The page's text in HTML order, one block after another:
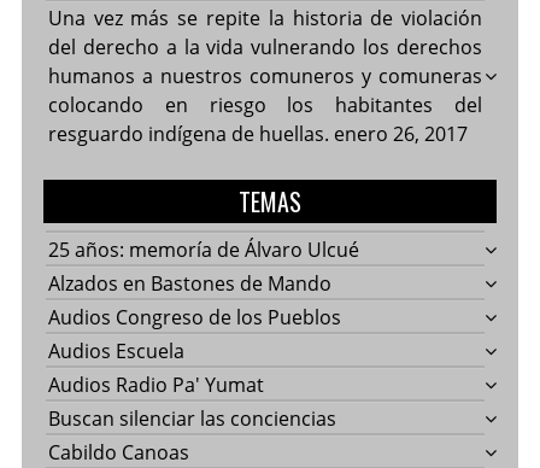
Una vez más se repite la historia de violación
del derecho a la vida vulnerando los derechos
humanos a nuestros comuneros y comuneras
colocando en riesgo los habitantes del
resguardo indígena de huellas. enero 26, 2017
TEMAS
25 años: memoría de Álvaro Ulcué
Alzados en Bastones de Mando
Audios Congreso de los Pueblos
Audios Escuela
Audios Radio Pa' Yumat
Buscan silenciar las conciencias
Cabildo Canoas